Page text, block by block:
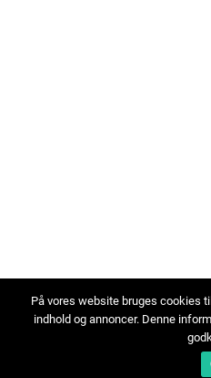
På vores website bruges cookies
indhold og annoncer. Denne